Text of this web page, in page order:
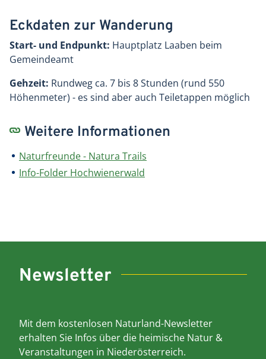
Eckdaten zur Wanderung
Start- und Endpunkt: Hauptplatz Laaben beim
Gemeindeamt
Gehzeit: Rundweg ca. 7 bis 8 Stunden (rund 550
Höhenmeter) - es sind aber auch Teiletappen möglich
Weitere Informationen
Naturfreunde - Natura Trails
Info-Folder Hochwienerwald
Newsletter
Mit dem kostenlosen Naturland-Newsletter
erhalten Sie Infos über die heimische Natur &
Veranstaltungen in Niederösterreich.